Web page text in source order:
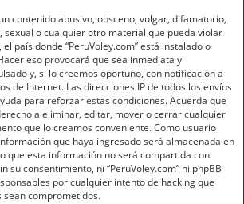
contenido abusivo, obsceno, vulgar, difamatorio,
sexual o cualquier otro material que pueda violar
país donde “PeruVoley.com” está instalado o
eso provocará que sea inmediata y
y, si lo creemos oportuno, con notificación a
de Internet. Las direcciones IP de todos los envíos
para reforzar estas condiciones. Acuerda que
a eliminar, editar, mover o cerrar cualquier
que lo creamos conveniente. Como usuario
que haya ingresado será almacenada en
que esta información no será compartida con
su consentimiento, ni “PeruVoley.com” ni phpBB
por cualquier intento de hacking que
sean comprometidos.